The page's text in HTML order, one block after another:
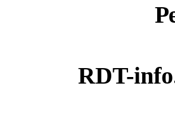
RDT-